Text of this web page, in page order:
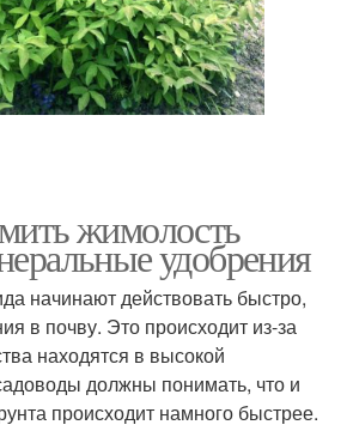
жимолость
удобрения
начинают действовать быстро,
в почву. Это происходит из-за
находятся в высокой
должны понимать, что и
происходит намного быстрее.